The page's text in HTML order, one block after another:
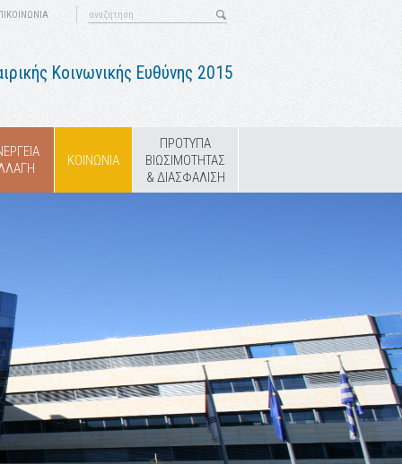
Κοινωνικής Ευθύνης 2015
ΚΟΙΝΩΝΙΑ
ΠΡΟΤΥΠΑ
ΒΙΩΣΙΜΟΤΗΤΑΣ
& ΔΙΑΣΦΑΛΙΣΗ